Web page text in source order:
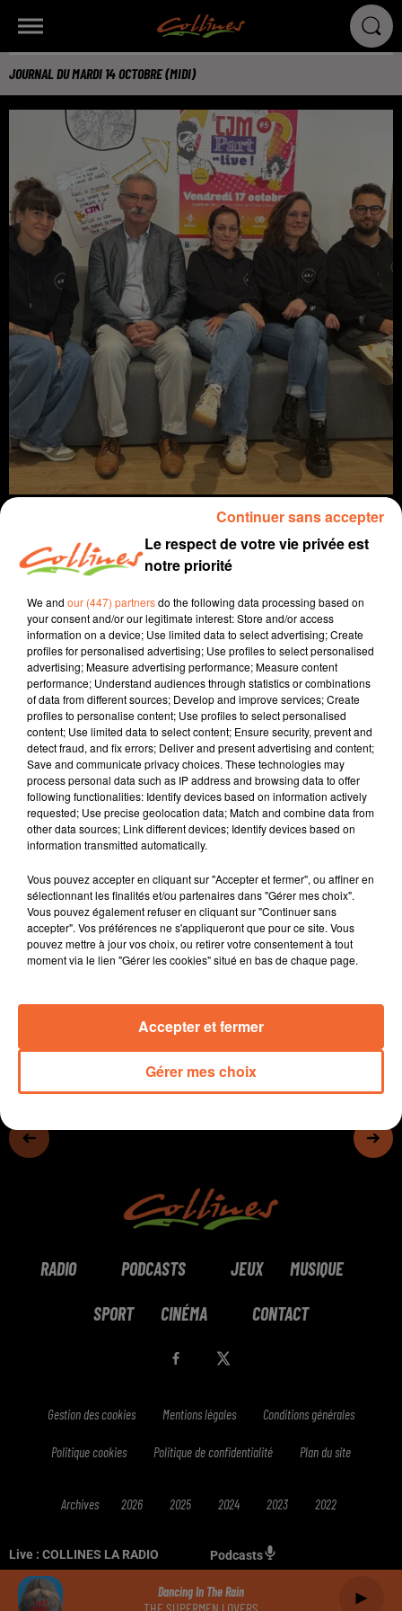
Live : COLLINES LA RADIO Podcasts
Dancing In The Rain
THE SUPERMEN LOVERS
JOURNAL DU MARDI 14 OCTOBRE (MIDI)
14 octobre 2025 - 13 min 31 sec
JOURNAL DU MARDI 14 OCTOBRE (MIDI)
Fabien Gazeau
L'info près de chez vous
Présenté par Fabien Gazeau
- Tourisme régional : Un bon millésime 2025 semblable
à 2024
- La chaufferie Bois de Bressuire va finalement
s'installer dans le quartier de Valette
samedi dernier à Moncoutant.
- La cité de la jeunesse et des métiers part en live ce
vendredi à Bressuire (photo)
- Dynamite Games récompensé à Thouars...
RADIO PODCASTS JEUX MUSIQUE
SPORT CINÉMA CONTACT
Gestion des cookies Mentions légales Conditions générales
Politique cookies Politique de confidentialité Plan du site
Archives 2026 2025 2024 2023 2022
Le respect de votre vie privée est
notre priorité
We and our (447) partnersdo the following data processing based on
your consent and/or our legitimate interest: Store and/or access
information on a device; Use limited data to select advertising; Create
profiles for personalised advertising; Use profiles to select personalised
advertising; Measure advertising performance; Measure content
performance; Understand audiences through statistics or combinations
of data from different sources; Develop and improve services; Create
profiles to personalise content; Use profiles to select personalised
content; Use limited data to select content; Ensure security, prevent and
detect fraud, and fix errors; Deliver and present advertising and content;
Save and communicate privacy choices. These technologies may
process personal data such as IP address and browsing data to offer
following functionalities: Identify devices based on information actively
requested; Use precise geolocation data; Match and combine data from
other data sources; Link different devices; Identify devices based on
information transmitted automatically.
Vous pouvez accepter en cliquant sur "Accepter et fermer", ou affiner en
sélectionnant les finalités et/ou partenaires dans "Gérer mes choix".
Vous pouvez également refuser en cliquant sur "Continuer sans
accepter". Vos préférences ne s'appliqueront que pour ce site. Vous
pouvez mettre à jour vos choix, ou retirer votre consentement à tout
moment via le lien "Gérer les cookies" situé en bas de chaque page.
Gérer mes choix
Accepter et fermer
Continuer sans accepter